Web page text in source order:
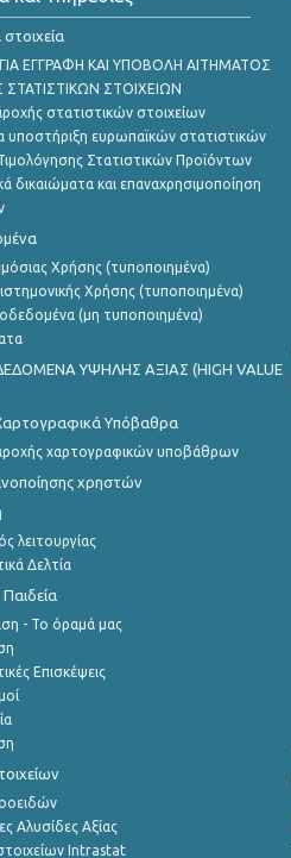
στοιχεία
ΕΓΓΡΑΦΗ ΚΑΙ ΥΠΟΒΟΛΗ ΑΙΤΗΜΑΤΟΣ
ΣΤΟΙΧΕΙΩΝ
στατιστικών στοιχείων
υποστήριξη ευρωπαϊκών στατιστικών
Στατιστικών Προϊόντων
δικαιώματα και επαναχρησιμοποίηση
Χρήσης (τυποποιημένα)
Χρήσης (τυποποιημένα)
(μη τυποποιημένα)
ΥΨΗΛΗΣ ΑΞΙΑΣ (HIGH VALUE
Υπόβαθρα
χαρτογραφικών υποβάθρων
χρηστών
λειτουργίας
Δελτία
Παιδεία
- Το όραμά μας
Επισκέψεις
Αλυσίδες Αξίας
Intrastat